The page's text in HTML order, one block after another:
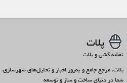
پلات
نقشه کشی و پلات
پلات، مرجع جامع و به‌روز اخبار و تحلیل‌های
شما در دنیای ساخت و ساز و توسعه